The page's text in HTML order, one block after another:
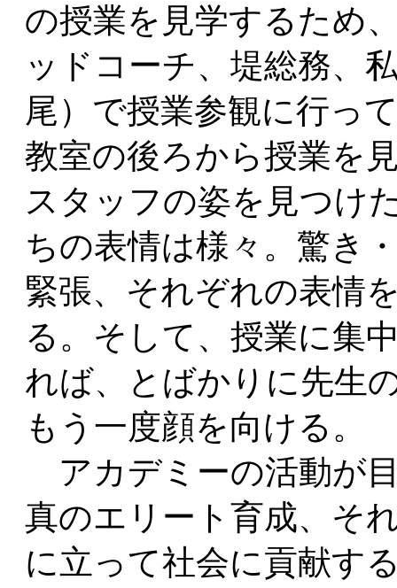
の授業を見学するため
ッドコーチ、堤総務、
尾）で授業参観に行っ
教室の後ろから授業を
スタッフの姿を見つけ
ちの表情は様々。驚き
緊張、それぞれの表情
る。そして、授業に集
れば、とばかりに先生
もう一度顔を向ける。
アカデミーの活動が
真のエリート育成、そ
に立って社会に貢献す